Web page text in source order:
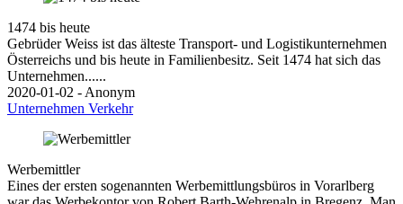
1474 bis heute
Gebrüder Weiss ist das älteste Transport- und Logistikunternehmen
Österreichs und bis heute in Familienbesitz. Seit 1474 hat sich das
Unternehmen......
2020-01-02 - Anonym
Unternehmen Verkehr
Werbemittler
Eines der ersten sogenannten Werbemittlungsbüros in Vorarlberg